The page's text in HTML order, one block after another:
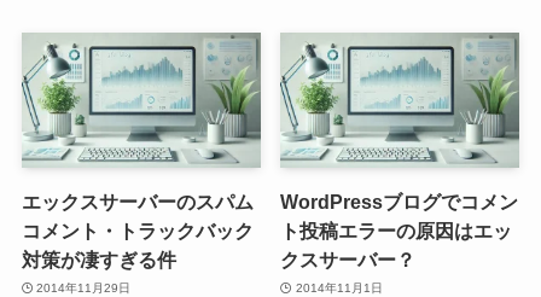
エックスサーバーのスパム
コメント・トラックバック
対策が凄すぎる件
2014年11月29日
WordPressブログでコメン
ト投稿エラーの原因はエッ
クスサーバー？
2014年11月1日